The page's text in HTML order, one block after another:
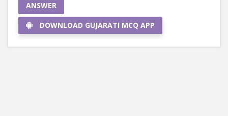
ANSWER
DOWNLOAD GUJARATI MCQ APP